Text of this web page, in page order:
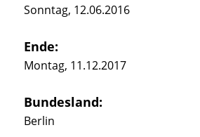
Sonntag, 12.06.2016
Ende:
Montag, 11.12.2017
Bundesland:
Berlin